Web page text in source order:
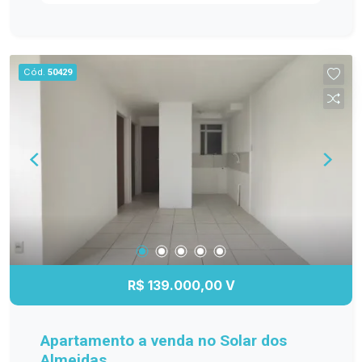
dormitório principal, proporcionando mais
organização e elegância. O banheiro possui box
de vidro, e o quarto principal conta com ar-
condicionado, garantindo maior conforto em
perfeita para reunir a família e os amigos, além
vidro, agregando ainda mais conforto e
valorização ao imóvel. Se você procura um
apartamento moderno, bem equipado e pronto
para receber sua família, esta é a oportunidade
ideal! Entre em contato e agende sua visita!
Cód. 50429
R$ 139.000,00 V
Apartamento a venda no Solar dos